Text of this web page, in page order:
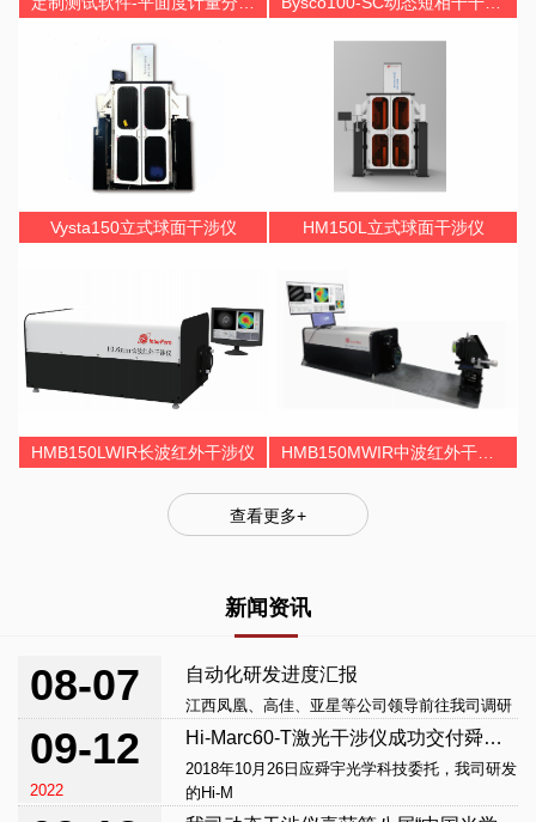
Vysta150立式球面干涉仪 HM150L立式球面干涉仪
HMB150LWIR长波红外干涉仪
查看更多+
新闻资讯
08-07 自动化研发进度汇报
江西凤凰、高佳、亚星等公司领导前往我司调研
09-12
2022
Hi-Marc60-T激光干涉仪成功交付舜宇光学科技
2018年10月26日应舜宇光学科技委托，我司研发
的Hi-M